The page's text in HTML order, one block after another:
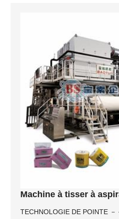
Machine à tisser à
TECHNOLOGIE DE POINTE －